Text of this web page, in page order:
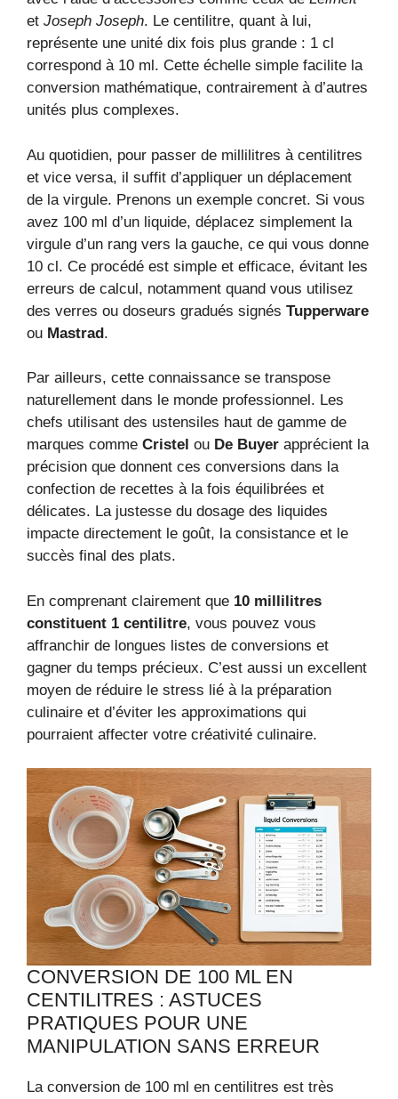
et Joseph Joseph. Le centilitre, quant à lui,
représente une unité dix fois plus grande : 1 cl
correspond à 10 ml. Cette échelle simple facilite la
conversion mathématique, contrairement à d’autres
unités plus complexes.
Au quotidien, pour passer de millilitres à centilitres
et vice versa, il suffit d’appliquer un déplacement
de la virgule. Prenons un exemple concret. Si vous
avez 100 ml d’un liquide, déplacez simplement la
virgule d’un rang vers la gauche, ce qui vous donne
10 cl. Ce procédé est simple et efficace, évitant les
erreurs de calcul, notamment quand vous utilisez
des verres ou doseurs gradués signés Tupperware
ou Mastrad.
Par ailleurs, cette connaissance se transpose
naturellement dans le monde professionnel. Les
chefs utilisant des ustensiles haut de gamme de
marques comme Cristel ou De Buyer apprécient la
précision que donnent ces conversions dans la
confection de recettes à la fois équilibrées et
délicates. La justesse du dosage des liquides
impacte directement le goût, la consistance et le
succès final des plats.
En comprenant clairement que 10 millilitres
constituent 1 centilitre, vous pouvez vous
affranchir de longues listes de conversions et
gagner du temps précieux. C’est aussi un excellent
moyen de réduire le stress lié à la préparation
culinaire et d’éviter les approximations qui
pourraient affecter votre créativité culinaire.
CONVERSION DE 100 ML EN
CENTILITRES : ASTUCES
PRATIQUES POUR UNE
MANIPULATION SANS ERREUR
La conversion de 100 ml en centilitres est très